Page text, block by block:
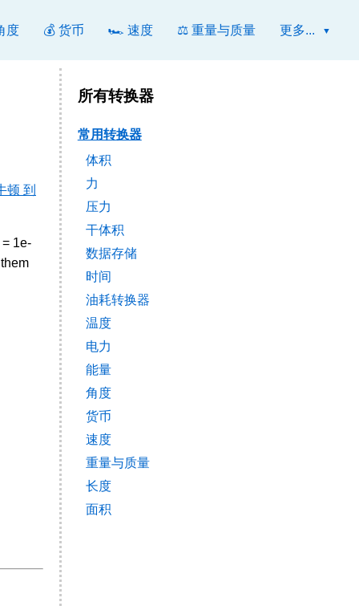
度 💰 货币 🏎️ 速度 ⚖️ 重量与质量 更多...
顿 到
1e-
所有转换器
常用转换器
体积
力
压力
干体积
数据存储
时间
油耗转换器
温度
电力
能量
角度
货币
速度
重量与质量
长度
面积